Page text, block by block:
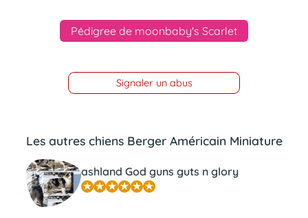
Pédigree de moonbaby's Scarlet
Signaler un abus
Les autres chiens Berger Américain Miniature
ashland God guns guts n glory